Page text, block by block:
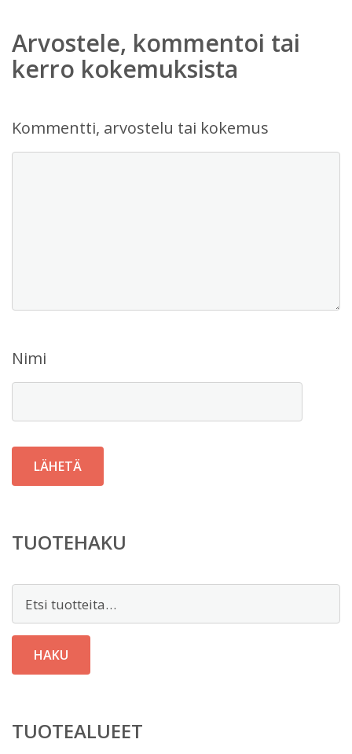
Arvostele, kommentoi tai
kerro kokemuksista
Kommentti, arvostelu tai kokemus
Nimi
TUOTEHAKU
HAKU
TUOTEALUEET